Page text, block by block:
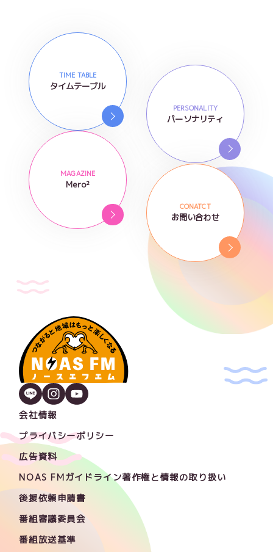
TIME TABLE
タイムテーブル
PERSONALITY
パーソナリティ
MAGAZINE
Mero²
CONATCT
お問い合わせ
会社情報
プライバシーポリシー
広告資料
NOAS FMガイドライン著作権と情報の取り扱い
後援依頼申請書
番組審議委員会
番組放送基準